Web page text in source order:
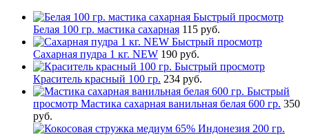
Быстрый просмотр
Белая 100 гр. мастика сахарная 115 руб.
Быстрый просмотр
Сахарная пудра 1 кг. NEW 190 руб.
Быстрый просмотр
Краситель красный 100 гр. 234 руб.
Быстрый
просмотр Мастика сахарная ванильная белая 600 гр. 350
руб.